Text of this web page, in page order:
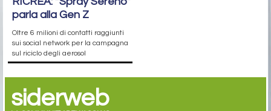
parla alla Gen Z
Oltre 6 milioni di contatti raggiunti
sui social network per la campagna
sul riciclo degli aerosol
siderweb